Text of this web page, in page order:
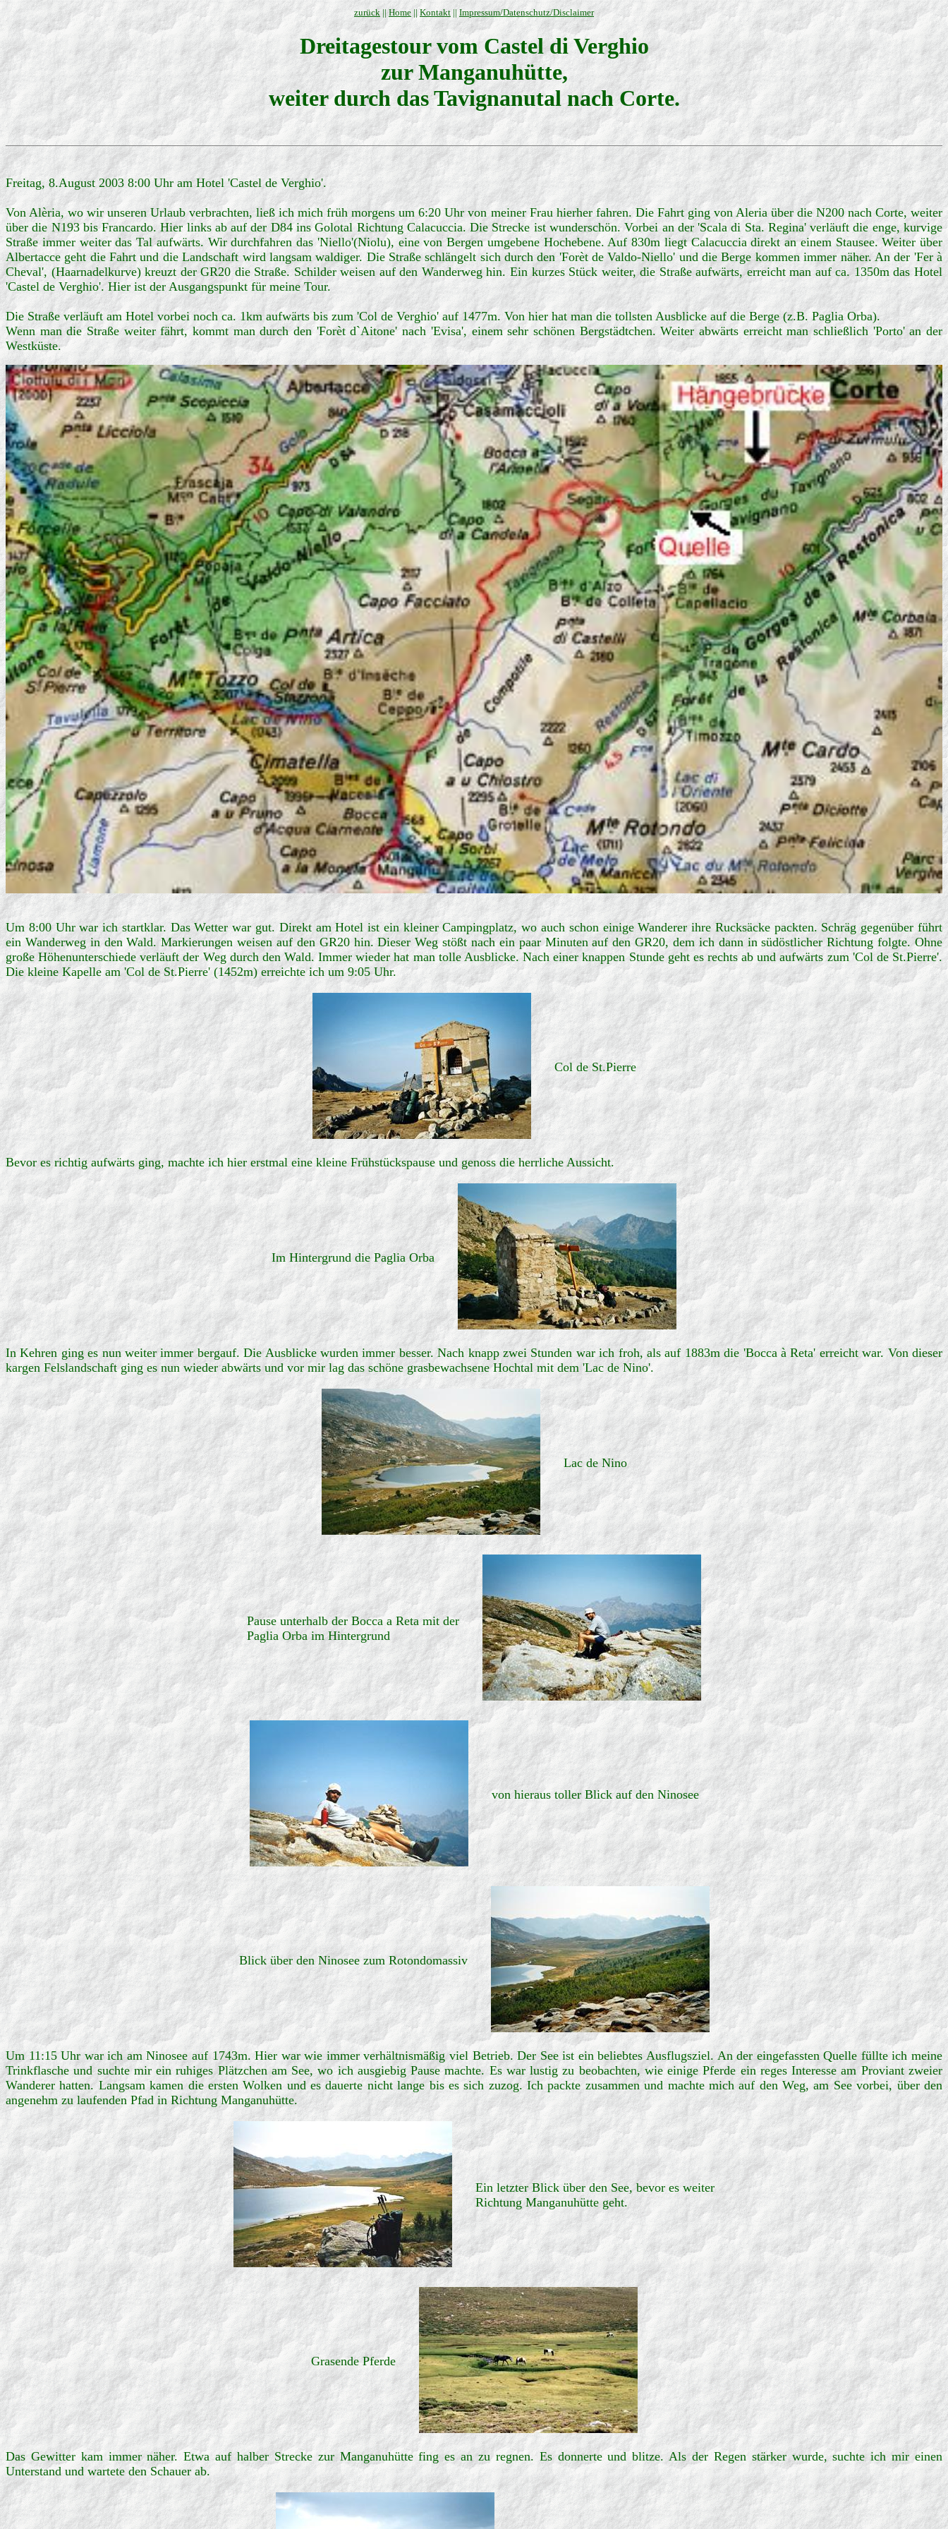
zurück ||Home || Kontakt ||Impressum/Datenschutz/Disclaimer
Dreitagestour vom Castel di Verghio
zur Manganuhütte,
weiter durch das Tavignanutal nach Corte.
Freitag, 8.August 2003 8:00 Uhr am Hotel 'Castel de Verghio'.
Von Alèria, wo wir unseren Urlaub verbrachten, ließ ich mich früh morgens um 6:20 Uhr von meiner Frau hierher fahren. Die Fahrt ging von Aleria über die N200 nach Corte, weiter
über die N193 bis Francardo. Hier links ab auf der D84 ins Golotal Richtung Calacuccia. Die Strecke ist wunderschön. Vorbei an der 'Scala di Sta. Regina' verläuft die enge, kurvige
Straße immer weiter das Tal aufwärts. Wir durchfahren das 'Niello'(Niolu), eine von Bergen umgebene Hochebene. Auf 830m liegt Calacuccia direkt an einem Stausee. Weiter über
Albertacce geht die Fahrt und die Landschaft wird langsam waldiger. Die Straße schlängelt sich durch den 'Forèt de Valdo-Niello' und die Berge kommen immer näher. An der 'Fer à
Cheval', (Haarnadelkurve) kreuzt der GR20 die Straße. Schilder weisen auf den Wanderweg hin. Ein kurzes Stück weiter, die Straße aufwärts, erreicht man auf ca. 1350m das Hotel
'Castel de Verghio'. Hier ist der Ausgangspunkt für meine Tour.
Die Straße verläuft am Hotel vorbei noch ca. 1km aufwärts bis zum 'Col de Verghio' auf 1477m. Von hier hat man die tollsten Ausblicke auf die Berge (z.B. Paglia Orba).
Wenn man die Straße weiter fährt, kommt man durch den 'Forèt d`Aitone' nach 'Evisa', einem sehr schönen Bergstädtchen. Weiter abwärts erreicht man schließlich 'Porto' an der
Westküste.
Um 8:00 Uhr war ich startklar. Das Wetter war gut. Direkt am Hotel ist ein kleiner Campingplatz, wo auch schon einige Wanderer ihre Rucksäcke packten. Schräg gegenüber führt
ein Wanderweg in den Wald. Markierungen weisen auf den GR20 hin. Dieser Weg stößt nach ein paar Minuten auf den GR20, dem ich dann in südöstlicher Richtung folgte. Ohne
große Höhenunterschiede verläuft der Weg durch den Wald. Immer wieder hat man tolle Ausblicke. Nach einer knappen Stunde geht es rechts ab und aufwärts zum 'Col de St.Pierre'.
Die kleine Kapelle am 'Col de St.Pierre' (1452m) erreichte ich um 9:05 Uhr.
Col de St.Pierre
Bevor es richtig aufwärts ging, machte ich hier erstmal eine kleine Frühstückspause und genoss die herrliche Aussicht.
Im Hintergrund die Paglia Orba
In Kehren ging es nun weiter immer bergauf. Die Ausblicke wurden immer besser. Nach knapp zwei Stunden war ich froh, als auf 1883m die 'Bocca à Reta' erreicht war. Von dieser
kargen Felslandschaft ging es nun wieder abwärts und vor mir lag das schöne grasbewachsene Hochtal mit dem 'Lac de Nino'.
Lac de Nino
Pause unterhalb der Bocca a Reta mit der
Paglia Orba im Hintergrund
von hieraus toller Blick auf den Ninosee
Blick über den Ninosee zum Rotondomassiv
Um 11:15 Uhr war ich am Ninosee auf 1743m. Hier war wie immer verhältnismäßig viel Betrieb. Der See ist ein beliebtes Ausflugsziel. An der eingefassten Quelle füllte ich meine
Trinkflasche und suchte mir ein ruhiges Plätzchen am See, wo ich ausgiebig Pause machte. Es war lustig zu beobachten, wie einige Pferde ein reges Interesse am Proviant zweier
Wanderer hatten. Langsam kamen die ersten Wolken und es dauerte nicht lange bis es sich zuzog. Ich packte zusammen und machte mich auf den Weg, am See vorbei, über den
angenehm zu laufenden Pfad in Richtung Manganuhütte.
Ein letzter Blick über den See, bevor es weiter
Richtung Manganuhütte geht.
Grasende Pferde
Das Gewitter kam immer näher. Etwa auf halber Strecke zur Manganuhütte fing es an zu regnen. Es donnerte und blitze. Als der Regen stärker wurde, suchte ich mir einen
Unterstand und wartete den Schauer ab.